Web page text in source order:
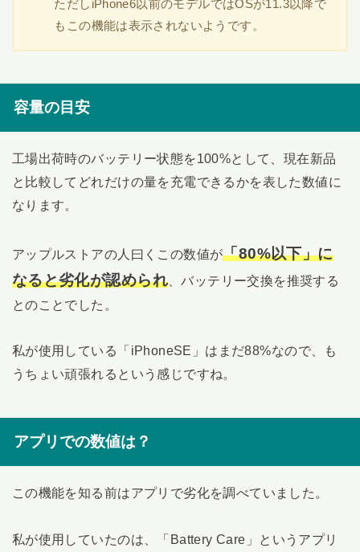
ただしiPhone6以前のモデルではOSが11.3以降で
もこの機能は表示されないようです。
容量の目安
工場出荷時のバッテリー状態を100%として、現在新品
と比較してどれだけの量を充電できるかを表した数値に
なります。
アップルストアの人曰くこの数値が「80%以下」に
なると劣化が認められ、バッテリー交換を推奨する
とのことでした。
私が使用している「iPhoneSE」はまだ88%なので、も
うちょい頑張れるという感じですね。
アプリでの数値は？
この機能を知る前はアプリで劣化を調べていました。
私が使用していたのは、「Battery Care」というアプリ